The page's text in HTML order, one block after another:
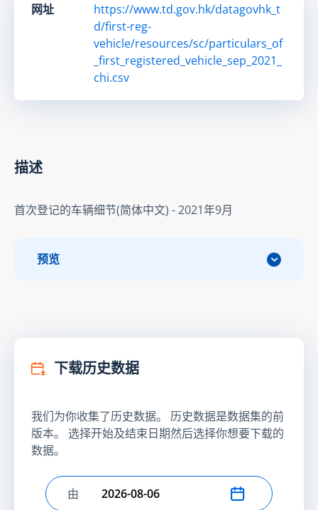
网址
https://www.td.gov.hk/datagovhk_t
d/first-reg-
vehicle/resources/sc/particulars_of
_first_registered_vehicle_sep_2021_
chi.csv
描述
首次登记的车辆细节(简体中文) - 2021年9月
预览
下载历史数据
我们为你收集了历史数据。 历史数据是数据集的前
版本。 选择开始及结束日期然后选择你想要下载的
数据。
选择开始日期
由